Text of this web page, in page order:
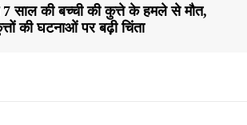
साल की बच्ची की कुत्ते के हमले से मौत,
की घटनाओं पर बढ़ी चिंता